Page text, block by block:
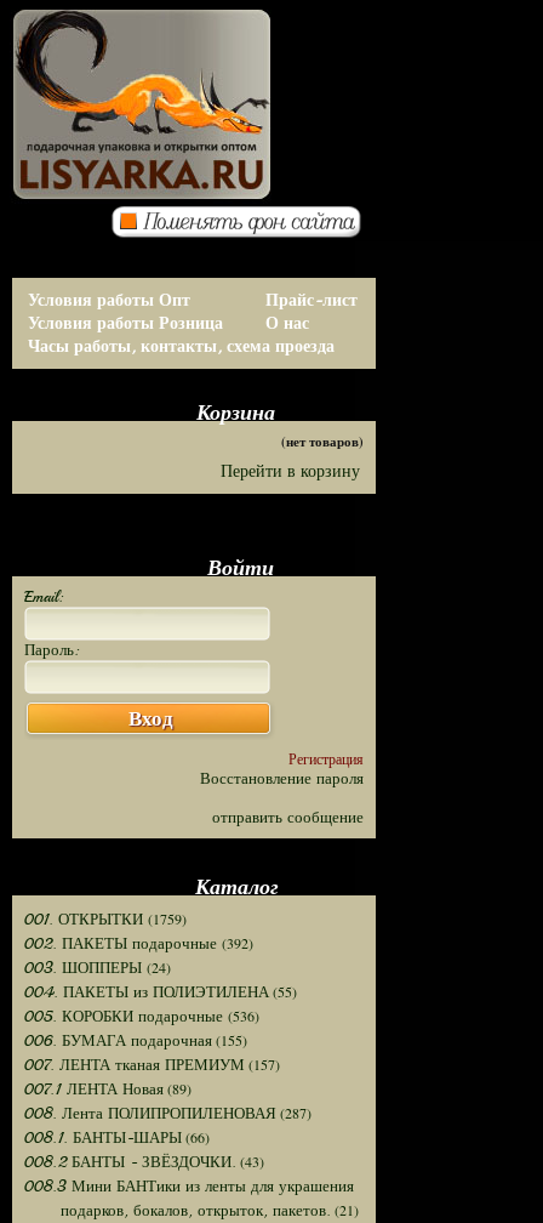
Условия работы Опт
Условия работы Розница
Прайс-лист
О нас
Часы работы, контакты, схема проезда
Корзина
(нет товаров)
Перейти в корзину
Войти
Email:
Пароль:
Вход
Регистрация
Восстановление пароля
отправить сообщение
Каталог
001. ОТКРЫТКИ (1759)
002. ПАКЕТЫ подарочные (392)
003. ШОППЕРЫ (24)
004. ПАКЕТЫ из ПОЛИЭТИЛЕНА(55)
005. КОРОБКИ подарочные (536)
006. БУМАГА подарочная(155)
007. ЛЕНТА тканая ПРЕМИУМ (157)
007.1 ЛЕНТА Новая(89)
008. Лента ПОЛИПРОПИЛЕНОВАЯ (287)
008.1. БАНТЫ-ШАРЫ(66)
008.2 БАНТЫ - ЗВЁЗДОЧКИ. (43)
008.3 Мини БАНТики из ленты для украшения
подарков, бокалов, открыток, пакетов. (21)